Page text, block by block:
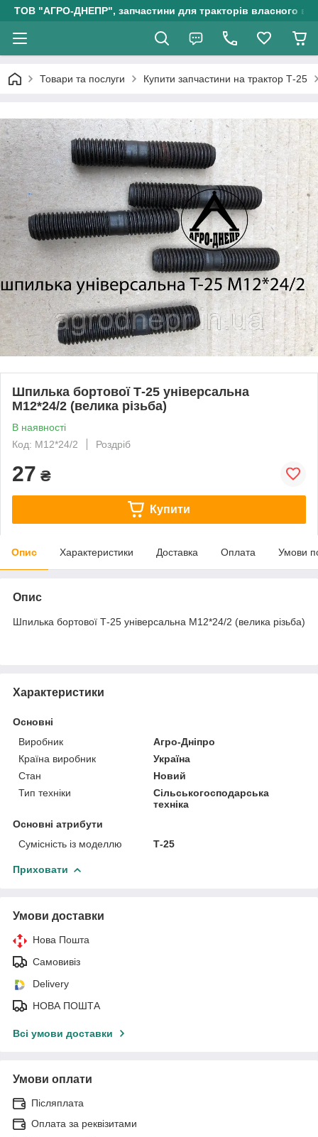
ТОВ "АГРО-ДНЕПР", запчастини для тракторів власного
Товари та послуги Купити запчастини на трактор Т-25
Шпилька бортової Т-25 універсальна
М12*24/2 (велика різьба)
В наявності
Код: М12*24/2
Роздріб
27 ₴
Купити
Опис Характеристики Доставка Оплата Умови
Опис
Шпилька бортової Т-25 універсальна М12*24/2 (велика різьба)
Характеристики
Основні
Виробник
Агро-Дніпро
Країна виробник
Україна
Стан
Новий
Тип техніки
Сільськогосподарська
техніка
Основні атрибути
Сумісність із моделлю
Т-25
Приховати
Умови доставки
Нова Пошта
Самовивіз
Delivery
НОВА ПОШТА
Всі умови доставки
Умови оплати
Післяплата
Оплата за реквізитами